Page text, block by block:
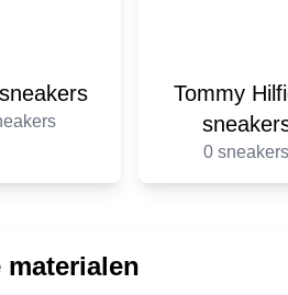
Tommy
0 sneakers